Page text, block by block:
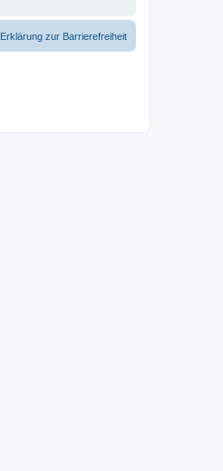
Erklärung zur Barrierefreiheit